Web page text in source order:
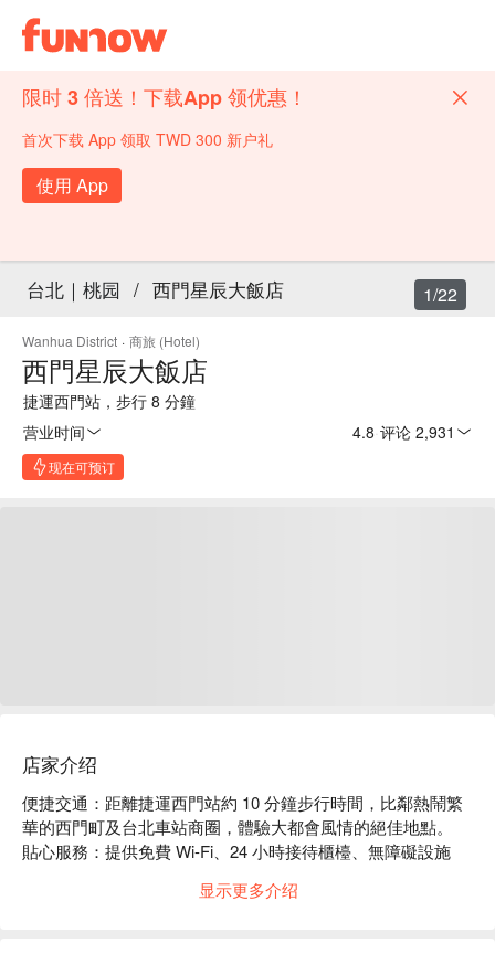
限时 3 倍送！下载App 领优惠！
首次下载 App 领取 TWD 300 新户礼
使用 App
台北｜桃园 / 西門星辰大飯店
Wanhua District · 商旅 (Hotel)
西門星辰大飯店
捷運西門站，步行 8 分鐘
营业时间
4.8 评论 2,931
现在可预订
1/22
店家介绍
便捷交通：距離捷運西門站約 10 分鐘步行時間，比鄰熱鬧繁
華的西門町及台北車站商圈，體驗大都會風情的絕佳地點。
貼心服務：提供免費 Wi-Fi、24 小時接待櫃檯、無障礙設施
主題風格：雅緻溫馨的房型，簡約時尚的設計，鬧中取靜的一
显示更多介绍